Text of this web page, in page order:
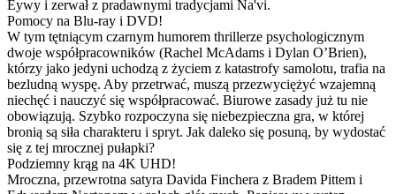
Eywy i zerwał z pradawnymi tradycjami Na'vi.
Pomocy na Blu-ray i DVD!
W tym tętniącym czarnym humorem thrillerze psychologicznym
dwoje współpracowników (Rachel McAdams i Dylan O’Brien),
którzy jako jedyni uchodzą z życiem z katastrofy samolotu, trafia na
bezludną wyspę. Aby przetrwać, muszą przezwyciężyć wzajemną
niechęć i nauczyć się współpracować. Biurowe zasady już tu nie
obowiązują. Szybko rozpoczyna się niebezpieczna gra, w której
bronią są siła charakteru i spryt. Jak daleko się posuną, by wydostać
się z tej mrocznej pułapki?
Podziemny krąg na 4K UHD!
Mroczna, przewrotna satyra Davida Finchera z Bradem Pittem i